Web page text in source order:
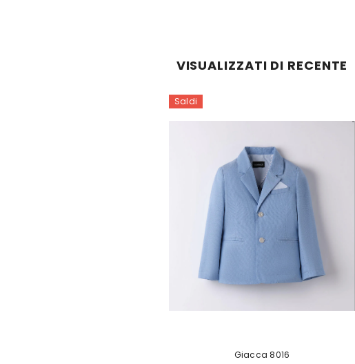
VISUALIZZATI DI RECENTE
Saldi
Giacca 8016